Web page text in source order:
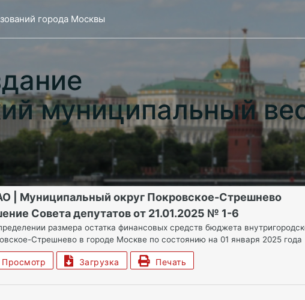
города Москвы
муниципальный
| Муниципальный округ Покровское-Стрешнево
Совета депутатов от 21.01.2025 № 1-6
размера остатка финансовых средств бюджета
Стрешнево в городе Москве по состоянию на 01 января 2025 года
Просмотр Загрузка Печать